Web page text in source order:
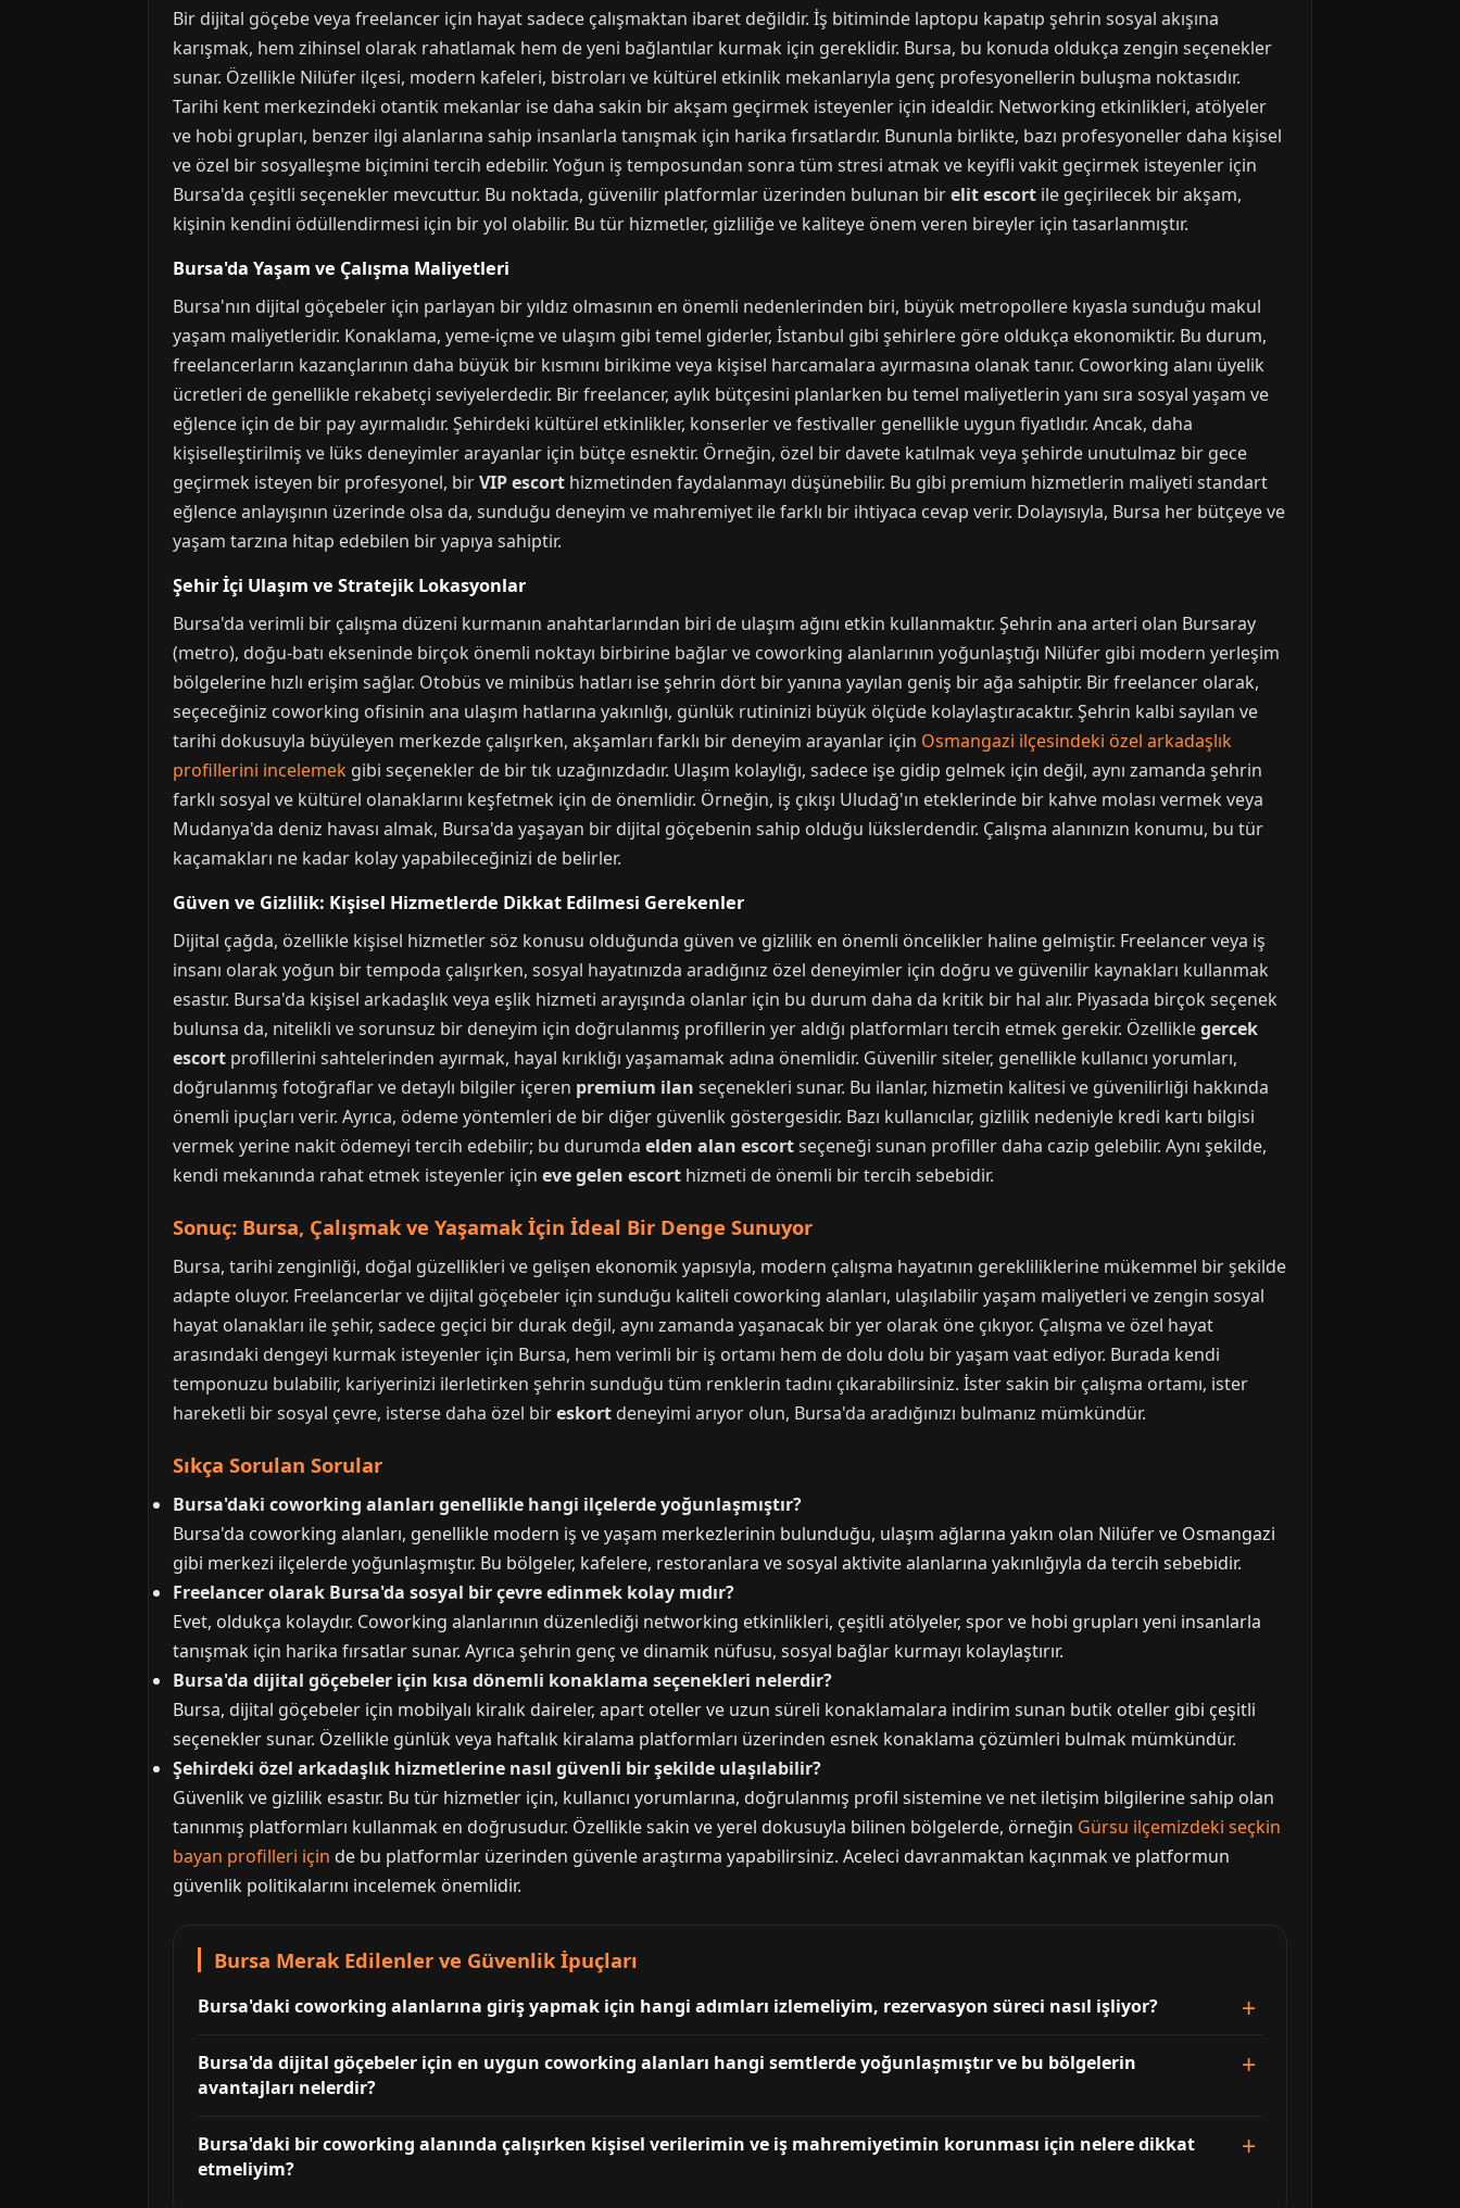
Bir dijital göçebe veya freelancer için hayat sadece çalışmaktan ibaret değildir. İş bitiminde laptopu kapatıp şehrin sosyal akışına
karışmak, hem zihinsel olarak rahatlamak hem de yeni bağlantılar kurmak için gereklidir. Bursa, bu konuda oldukça zengin seçenekler
sunar. Özellikle Nilüfer ilçesi, modern kafeleri, bistroları ve kültürel etkinlik mekanlarıyla genç profesyonellerin buluşma noktasıdır.
Tarihi kent merkezindeki otantik mekanlar ise daha sakin bir akşam geçirmek isteyenler için idealdir. Networking etkinlikleri, atölyeler
ve hobi grupları, benzer ilgi alanlarına sahip insanlarla tanışmak için harika fırsatlardır. Bununla birlikte, bazı profesyoneller daha kişisel
ve özel bir sosyalleşme biçimini tercih edebilir. Yoğun iş temposundan sonra tüm stresi atmak ve keyifli vakit geçirmek isteyenler için
Bursa'da çeşitli seçenekler mevcuttur. Bu noktada, güvenilir platformlar üzerinden bulunan birelit escort ile geçirilecek bir akşam,
kişinin kendini ödüllendirmesi için bir yol olabilir. Bu tür hizmetler, gizliliğe ve kaliteye önem veren bireyler için tasarlanmıştır.
Bursa'da Yaşam ve Çalışma Maliyetleri
Bursa'nın dijital göçebeler için parlayan bir yıldız olmasının en önemli nedenlerinden biri, büyük metropollere kıyasla sunduğu makul
yaşam maliyetleridir. Konaklama, yeme-içme ve ulaşım gibi temel giderler, İstanbul gibi şehirlere göre oldukça ekonomiktir. Bu durum,
freelancerların kazançlarının daha büyük bir kısmını birikime veya kişisel harcamalara ayırmasına olanak tanır. Coworking alanı üyelik
ücretleri de genellikle rekabetçi seviyelerdedir. Bir freelancer, aylık bütçesini planlarken bu temel maliyetlerin yanı sıra sosyal yaşam ve
eğlence için de bir pay ayırmalıdır. Şehirdeki kültürel etkinlikler, konserler ve festivaller genellikle uygun fiyatlıdır. Ancak, daha
kişiselleştirilmiş ve lüks deneyimler arayanlar için bütçe esnektir. Örneğin, özel bir davete katılmak veya şehirde unutulmaz bir gece
geçirmek isteyen bir profesyonel, birVIP escort hizmetinden faydalanmayı düşünebilir. Bu gibi premium hizmetlerin maliyeti standart
eğlence anlayışının üzerinde olsa da, sunduğu deneyim ve mahremiyet ile farklı bir ihtiyaca cevap verir. Dolayısıyla, Bursa her bütçeye ve
yaşam tarzına hitap edebilen bir yapıya sahiptir.
Şehir İçi Ulaşım ve Stratejik Lokasyonlar
Bursa'da verimli bir çalışma düzeni kurmanın anahtarlarından biri de ulaşım ağını etkin kullanmaktır. Şehrin ana arteri olan Bursaray
(metro), doğu-batı ekseninde birçok önemli noktayı birbirine bağlar ve coworking alanlarının yoğunlaştığı Nilüfer gibi modern yerleşim
bölgelerine hızlı erişim sağlar. Otobüs ve minibüs hatları ise şehrin dört bir yanına yayılan geniş bir ağa sahiptir. Bir freelancer olarak,
seçeceğiniz coworking ofisinin ana ulaşım hatlarına yakınlığı, günlük rutininizi büyük ölçüde kolaylaştıracaktır. Şehrin kalbi sayılan ve
tarihi dokusuyla büyüleyen merkezde çalışırken, akşamları farklı bir deneyim arayanlar için Osmangazi ilçesindeki özel arkadaşlık
profillerini incelemek gibi seçenekler de bir tık uzağınızdadır. Ulaşım kolaylığı, sadece işe gidip gelmek için değil, aynı zamanda şehrin
farklı sosyal ve kültürel olanaklarını keşfetmek için de önemlidir. Örneğin, iş çıkışı Uludağ'ın eteklerinde bir kahve molası vermek veya
Mudanya'da deniz havası almak, Bursa'da yaşayan bir dijital göçebenin sahip olduğu lükslerdendir. Çalışma alanınızın konumu, bu tür
kaçamakları ne kadar kolay yapabileceğinizi de belirler.
Güven ve Gizlilik: Kişisel Hizmetlerde Dikkat Edilmesi Gerekenler
Dijital çağda, özellikle kişisel hizmetler söz konusu olduğunda güven ve gizlilik en önemli öncelikler haline gelmiştir. Freelancer veya iş
insanı olarak yoğun bir tempoda çalışırken, sosyal hayatınızda aradığınız özel deneyimler için doğru ve güvenilir kaynakları kullanmak
esastır. Bursa'da kişisel arkadaşlık veya eşlik hizmeti arayışında olanlar için bu durum daha da kritik bir hal alır. Piyasada birçok seçenek
bulunsa da, nitelikli ve sorunsuz bir deneyim için doğrulanmış profillerin yer aldığı platformları tercih etmek gerekir. Özelliklegercek
escort profillerini sahtelerinden ayırmak, hayal kırıklığı yaşamamak adına önemlidir. Güvenilir siteler, genellikle kullanıcı yorumları,
doğrulanmış fotoğraflar ve detaylı bilgiler içeren premium ilan seçenekleri sunar. Bu ilanlar, hizmetin kalitesi ve güvenilirliği hakkında
önemli ipuçları verir. Ayrıca, ödeme yöntemleri de bir diğer güvenlik göstergesidir. Bazı kullanıcılar, gizlilik nedeniyle kredi kartı bilgisi
vermek yerine nakit ödemeyi tercih edebilir; bu durumda elden alan escortseçeneği sunan profiller daha cazip gelebilir. Aynı şekilde,
kendi mekanında rahat etmek isteyenler için eve gelen escort hizmeti de önemli bir tercih sebebidir.
Sonuç: Bursa, Çalışmak ve Yaşamak İçin İdeal Bir Denge Sunuyor
Bursa, tarihi zenginliği, doğal güzellikleri ve gelişen ekonomik yapısıyla, modern çalışma hayatının gerekliliklerine mükemmel bir şekilde
adapte oluyor. Freelancerlar ve dijital göçebeler için sunduğu kaliteli coworking alanları, ulaşılabilir yaşam maliyetleri ve zengin sosyal
hayat olanakları ile şehir, sadece geçici bir durak değil, aynı zamanda yaşanacak bir yer olarak öne çıkıyor. Çalışma ve özel hayat
arasındaki dengeyi kurmak isteyenler için Bursa, hem verimli bir iş ortamı hem de dolu dolu bir yaşam vaat ediyor. Burada kendi
temponuzu bulabilir, kariyerinizi ilerletirken şehrin sunduğu tüm renklerin tadını çıkarabilirsiniz. İster sakin bir çalışma ortamı, ister
hareketli bir sosyal çevre, isterse daha özel bireskort deneyimi arıyor olun, Bursa'da aradığınızı bulmanız mümkündür.
Sıkça Sorulan Sorular
Bursa'daki coworking alanları genellikle hangi ilçelerde yoğunlaşmıştır?
Bursa'da coworking alanları, genellikle modern iş ve yaşam merkezlerinin bulunduğu, ulaşım ağlarına yakın olan Nilüfer ve Osmangazi
gibi merkezi ilçelerde yoğunlaşmıştır. Bu bölgeler, kafelere, restoranlara ve sosyal aktivite alanlarına yakınlığıyla da tercih sebebidir.
Freelancer olarak Bursa'da sosyal bir çevre edinmek kolay mıdır?
Evet, oldukça kolaydır. Coworking alanlarının düzenlediği networking etkinlikleri, çeşitli atölyeler, spor ve hobi grupları yeni insanlarla
tanışmak için harika fırsatlar sunar. Ayrıca şehrin genç ve dinamik nüfusu, sosyal bağlar kurmayı kolaylaştırır.
Bursa'da dijital göçebeler için kısa dönemli konaklama seçenekleri nelerdir?
Bursa, dijital göçebeler için mobilyalı kiralık daireler, apart oteller ve uzun süreli konaklamalara indirim sunan butik oteller gibi çeşitli
seçenekler sunar. Özellikle günlük veya haftalık kiralama platformları üzerinden esnek konaklama çözümleri bulmak mümkündür.
Şehirdeki özel arkadaşlık hizmetlerine nasıl güvenli bir şekilde ulaşılabilir?
Güvenlik ve gizlilik esastır. Bu tür hizmetler için, kullanıcı yorumlarına, doğrulanmış profil sistemine ve net iletişim bilgilerine sahip olan
tanınmış platformları kullanmak en doğrusudur. Özellikle sakin ve yerel dokusuyla bilinen bölgelerde, örneğin Gürsu ilçemizdeki seçkin
bayan profilleri için de bu platformlar üzerinden güvenle araştırma yapabilirsiniz. Aceleci davranmaktan kaçınmak ve platformun
güvenlik politikalarını incelemek önemlidir.
Bursa Merak Edilenler ve Güvenlik İpuçları
Bursa'daki coworking alanlarına giriş yapmak için hangi adımları izlemeliyim, rezervasyon süreci nasıl işliyor?
Bursa'da dijital göçebeler için en uygun coworking alanları hangi semtlerde yoğunlaşmıştır ve bu bölgelerin
avantajları nelerdir?
Bursa'daki bir coworking alanında çalışırken kişisel verilerimin ve iş mahremiyetimin korunması için nelere dikkat
etmeliyim?